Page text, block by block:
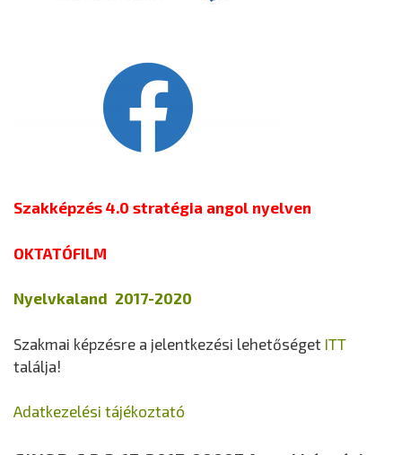
Szakképzés 4.0 stratégia angol nyelven
OKTATÓFILM
Nyelvkaland 2017-2020
Szakmai képzésre a jelentkezési lehetőséget ITT
találja!
Adatkezelési tájékoztató